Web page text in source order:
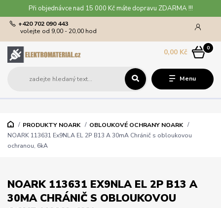
Při objednávce nad 15 000 Kč máte dopravu ZDARMA !!!
Menu
+420 702 090 443
volejte od 9,00 - 20,00 hod
0
0,00 Kč
PRODUKTY NOARK
OBLOUKOVÉ OCHRANY NOARK
NOARK 113631 Ex9NLA EL 2P B13 A 30mA Chránič s obloukovou
ochranou, 6kA
NOARK 113631 EX9NLA EL 2P B13 A
30MA CHRÁNIČ S OBLOUKOVOU